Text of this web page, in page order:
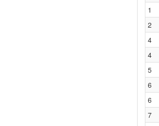
1
2
4
4
5
6
6
7